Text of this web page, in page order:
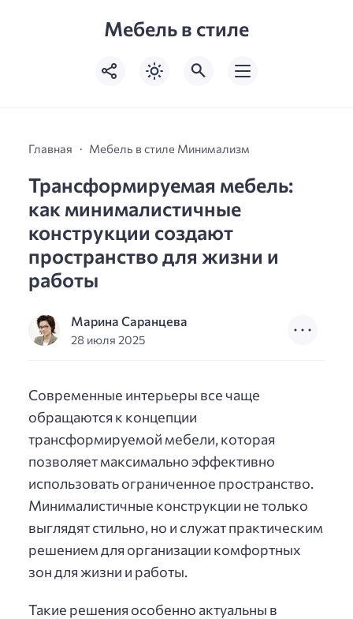
Мебель в стиле
Главная Мебель в стиле Минимализм
Трансформируемая мебель:
как минималистичные
конструкции создают
пространство для жизни и
работы
Марина Саранцева
28 июля 2025
Современные интерьеры все чаще
обращаются к концепции
трансформируемой мебели, которая
позволяет максимально эффективно
использовать ограниченное пространство.
Минималистичные конструкции не только
выглядят стильно, но и служат практическим
решением для организации комфортных
зон для жизни и работы.
Такие решения особенно актуальны в